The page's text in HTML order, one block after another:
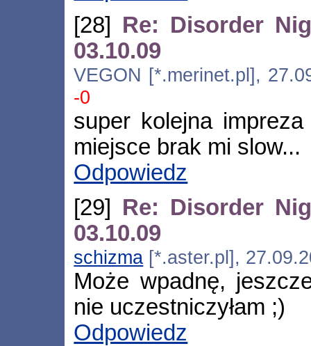
[28] Re: Disorder
03.10.09
VEGON [*.merinet.pl],
-0
super kolejna
miejsce brak mi slow...
Odpowiedz
[29] Re: Disorder
03.10.09
schizma [*.aster.pl],
Może wpadnę,
nie uczestniczyłam ;)
Odpowiedz